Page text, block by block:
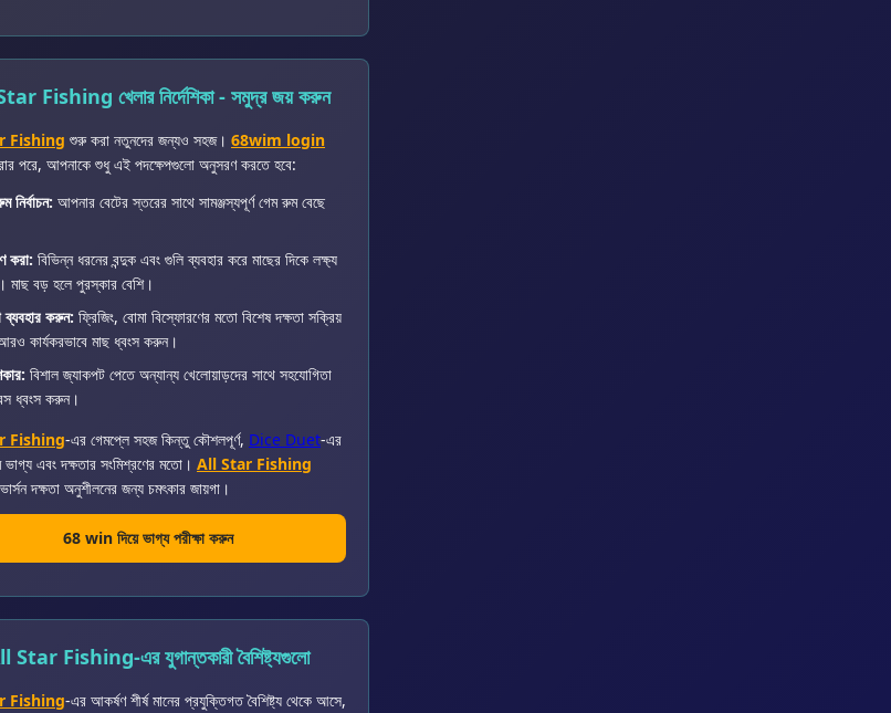
Fishing খেলার নির্দেশিকা - সমুদ্র জয় করুন
Fishing শুরু করা নতুনদের জন্যও সহজ। 68wim login
পরে, আপনাকে শুধু এই পদক্ষেপগুলো অনুসরণ করতে হবে:
নির্বাচন: আপনার বেটের স্তরের সাথে সামঞ্জস্যপূর্ণ গেম রুম বেছে
করা: বিভিন্ন ধরনের বন্দুক এবং গুলি ব্যবহার করে মাছের দিকে লক্ষ্য
মাছ বড় হলে পুরস্কার বেশি।
ব্যবহার করুন: ফ্রিজিং, বোমা বিস্ফোরণের মতো বিশেষ দক্ষতা সক্রিয়
কার্যকরভাবে মাছ ধ্বংস করুন।
বিশাল জ্যাকপট পেতে অন্যান্য খেলোয়াড়দের সাথে সহযোগিতা
ধ্বংস করুন।
Fishing-এর গেমপ্লে সহজ কিন্তু কৌশলপূর্ণ, Dice Duet-এর
এবং দক্ষতার সংমিশ্রণের মতো। All Star Fishing
ভার্সন দক্ষতা অনুশীলনের জন্য চমৎকার জায়গা।
68 win দিয়ে ভাগ্য পরীক্ষা করুন
Star Fishing-এর যুগান্তকারী বৈশিষ্ট্যগুলো
Fishing-এর আকর্ষণ শীর্ষ মানের প্রযুক্তিগত বৈশিষ্ট্য থেকে আসে,